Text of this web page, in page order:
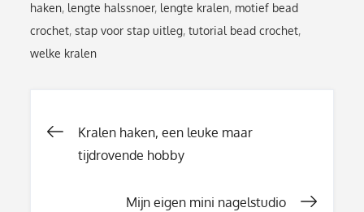
haken, lengte halssnoer, lengte kralen, motief bead
crochet,stap voor stap uitleg,tutorial bead crochet,
welke kralen
Kralen haken, een leuke maar
tijdrovende hobby
Mijn eigen mini nagelstudio